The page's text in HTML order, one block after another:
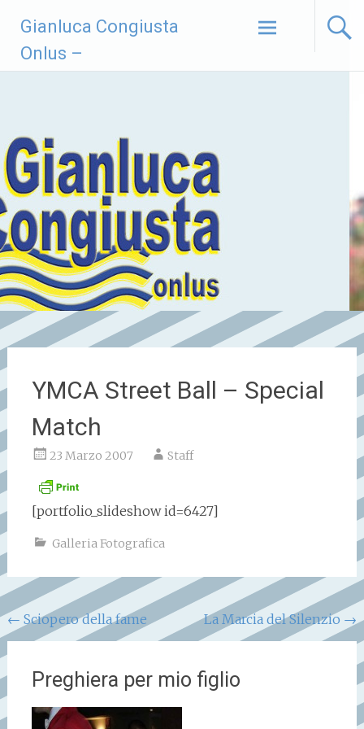
contenuto
Gianluca Congiusta
Onlus –
YMCA Street Ball – Special
Match
23 Marzo 2007 Staff
[portfolio_slideshow id=6427]
Galleria Fotografica
Navigazione
articoli
← Sciopero della fame La Marcia del Silenzio →
Preghiera per mio figlio